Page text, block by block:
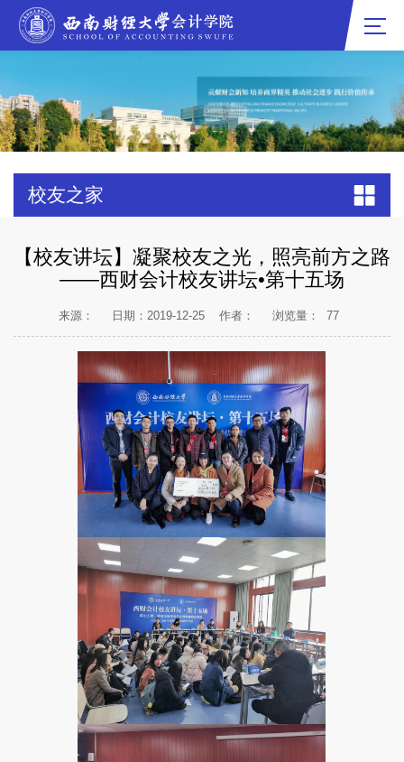
校友之家
【校友讲坛】凝聚校友之光，照亮前方之路
——西财会计校友讲坛•第十五场
来源： 日期：2019-12-25 作者： 浏览量： 77